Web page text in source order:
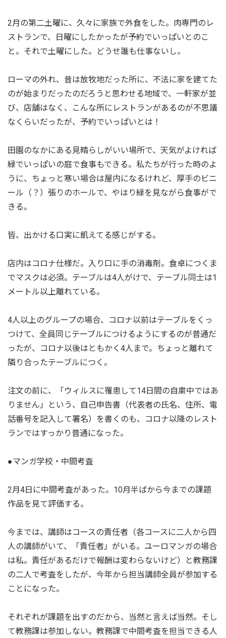
2月の第二土曜に、久々に家族で外食をした。肉専門のレ
ストランで、日曜にしたかったが予約でいっぱいとのこ
と。それで土曜にした。どうせ誰も仕事ないし。
ローマの外れ、昔は放牧地だった所に、不法に家を建てた
のが始まりだったのだろうと思わせる地域で、一軒家が並
び、店舗はなく、こんな所にレストランがあるのが不思議
なくらいだったが、予約でいっぱいとは！
田園のなかにある見晴らしがいい場所で、天気がよければ
緑でいっぱいの庭で食事もできる。私たちが行った時のよ
うに、ちょっと寒い場合は屋内になるけれど、厚手のビニ
ール（？）張りのホールで、やはり緑を見ながら食事がで
きる。
皆、出かける口実に飢えてる感じがする。
店内はコロナ仕様だ。入り口に手の消毒剤。食卓につくま
でマスクは必須。テーブルは4人がけで、テーブル同士は1
メートル以上離れている。
4人以上のグループの場合、コロナ以前はテーブルをくっ
つけて、全員同じテーブルにつけるようにするのが普通だ
ったが、コロナ以後はともかく4人まで。ちょっと離れて
隣り合ったテーブルにつく。
注文の前に、「ウィルスに罹患して14日間の自粛中ではあ
りません」という、自己申告書（代表者の氏名、住所、電
話番号を記入して署名）を書くのも、コロナ以降のレスト
ランではすっかり普通になった。
●マンガ学校・中間考査
2月4日に中間考査があった。10月半ばから今までの課題
作品を見て評価する。
今までは、講師はコースの責任者（各コースに二人から四
人の講師がいて、「責任者」がいる。ユーロマンガの場合
は私。責任があるだけで報酬は変わらないけど）と教務課
の二人で考査をしたが、今年から担当講師全員が参加する
ことになった。
それぞれが課題を出すのだから、当然と言えば当然。そし
て教務課は参加しない。教務課で中間考査を担当できる人